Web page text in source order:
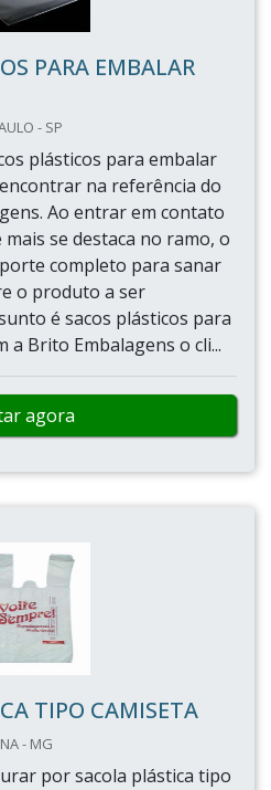
PARA EMBALAR
- SP
plásticos para embalar
na referência do
Ao entrar em contato
se destaca no ramo, o
completo para sanar
o produto a ser
é sacos plásticos para
a Brito Embalagens o cli...
agora
TIPO CAMISETA
- MG
por sacola plástica tipo